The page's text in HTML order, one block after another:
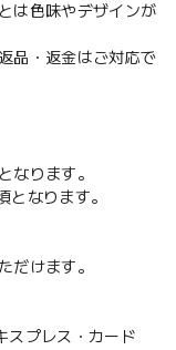
は色味やデザインが
品・返金はご対応で
なります。
となります。
だけます。
プレス・カード